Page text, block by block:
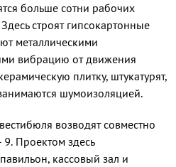
больше сотни рабочих
строят гипсокартонные
металлическими
вибрацию от движения
плитку, штукатурят,
шумоизоляцией.
возводят совместно
Проектом здесь
кассовый зал и